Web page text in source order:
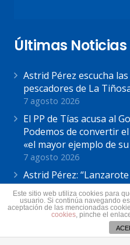
Últimas Noticias
Astrid Pérez escucha
pescadores de La
7 agosto 2026
El PP de Tías acusa al
Podemos de convertir
«el mayor ejemplo de
7 agosto 2026
Astrid Pérez:
solidariza con Ceuta:
una política migratoria
31 julio 2026
Este sitio web utiliza cookies para
usuario. Si continúa navegando
aceptación de las mencionadas
cookies, pinche el